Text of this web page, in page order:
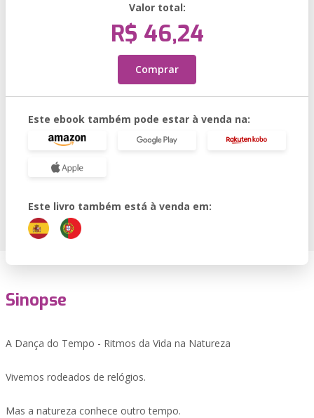
Valor total:
R$ 46,24
Comprar
Este ebook também pode estar à venda na:
Este livro também está à venda em:
Sinopse
A Dança do Tempo - Ritmos da Vida na Natureza
Vivemos rodeados de relógios.
Mas a natureza conhece outro tempo.